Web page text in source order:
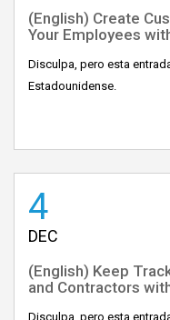
(English) Create
Your Employees
Disculpa, pero esta
Estadounidense.
4
DEC
(English) Keep
and Contractors
Disculpa, pero esta